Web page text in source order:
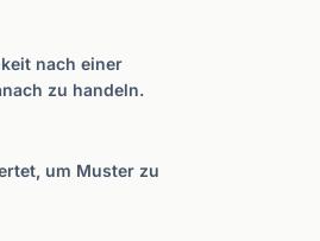
nach einer
zu handeln.
um Muster zu